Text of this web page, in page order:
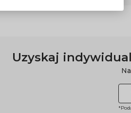
Uzyskaj